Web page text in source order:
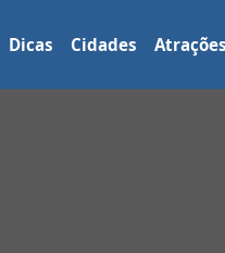
Dicas Cidades Atrações